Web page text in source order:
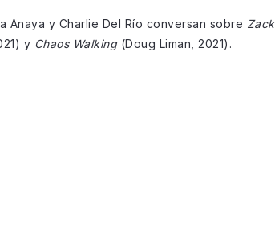
Anaya y Charlie Del Río conversan sobre
y Chaos Walking(Doug Liman, 2021).